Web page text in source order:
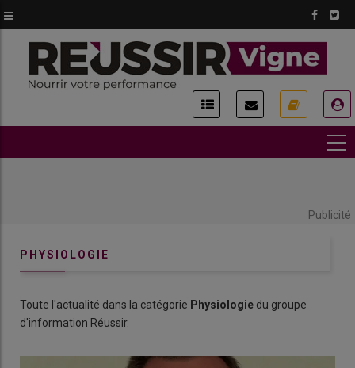
au
contenu
principal
Publicité
PHYSIOLOGIE
Toute l'actualité dans la catégorie Physiologie du groupe
d'information Réussir.